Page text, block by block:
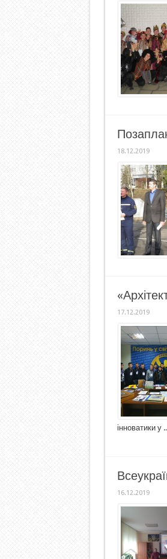
18.12.2019
17.12.2019
інноватики у
16.12.2019